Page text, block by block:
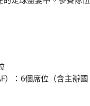
）：6個席位（含主辦國